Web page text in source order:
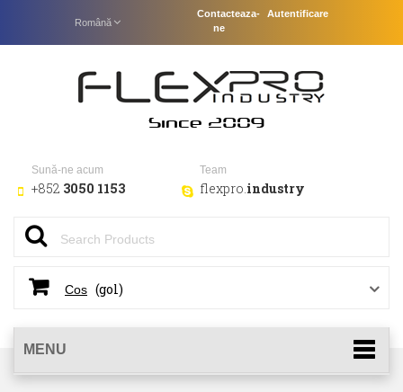
Autentificare
Română
Contacteaza-
ne
Sună-ne acum
+852 3050 1153
Team
flexpro.industry
Cos (gol)
MENU